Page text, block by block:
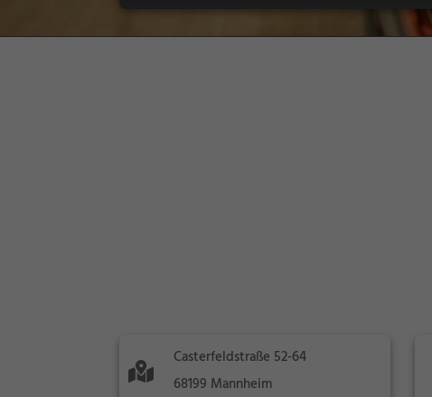
Casterfeldstraße 52-64
68199 Mannheim